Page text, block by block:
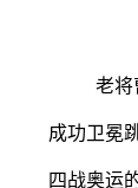
老将
成功卫冕
四战奥运